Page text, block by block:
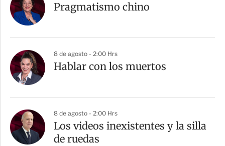
Pragmatismo chino
8 de agosto - 2:00 Hrs
Hablar con los muertos
8 de agosto - 2:00 Hrs
Los videos inexistentes y la silla
de ruedas